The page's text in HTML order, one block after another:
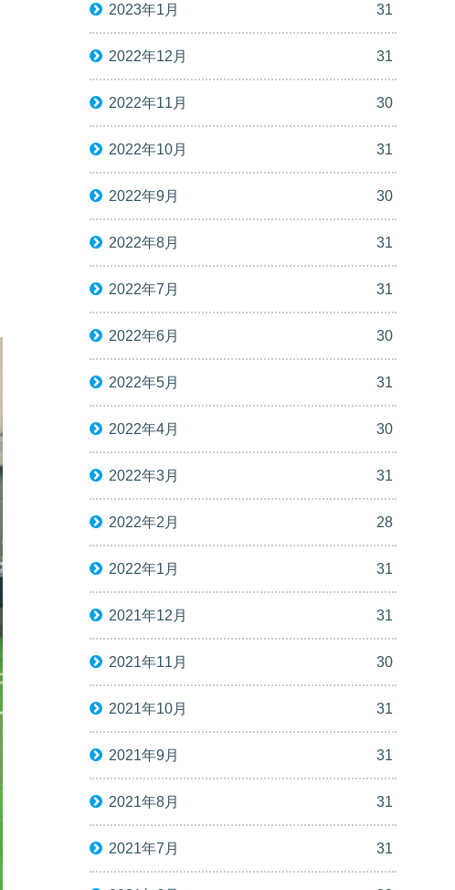
2023年1月 31
2022年12月 31
2022年11月 30
2022年10月 31
2022年9月 30
2022年8月 31
2022年7月 31
2022年6月 30
2022年5月 31
2022年4月 30
2022年3月 31
2022年2月 28
2022年1月 31
2021年12月 31
2021年11月 30
2021年10月 31
2021年9月 31
2021年8月 31
2021年7月 31